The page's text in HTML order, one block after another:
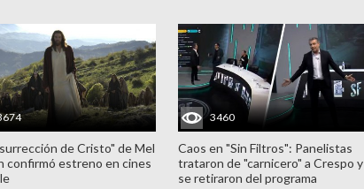
de Cristo" de Mel
confirmó estreno en cines
3460
Caos en "Sin Filtros": Panelistas
trataron de "carnicero" a Crespo y
se retiraron del programa